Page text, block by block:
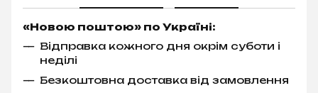
«Новою поштою» по Україні:
Відправка кожного дня окрім суботи і
неділі
Безкоштовна доставка від замовлення